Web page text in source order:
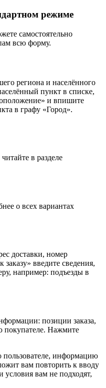
режиме
самостоятельно
всю форму.
региона и населённого
пункт в списке,
и впишите
в графу «Город».
в разделе
о всех вариантах
доставки, номер
введите сведения,
например: подъезды в
позиции заказа,
покупателе. Нажмите
информацию
вам повторить к вводу
условия вам не подходят,